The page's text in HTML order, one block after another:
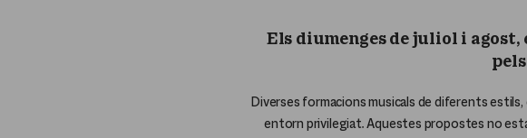
Els diumenges de juliol i agost,
Diverses formacions musicals de diferents estils,
entorn privilegiat. Aquestes propostes no